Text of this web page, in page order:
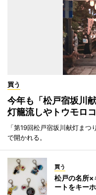
買う
今年も「松戸宿坂川
灯籠流しやトウモロ
「第19回松戸宿坂川献灯ま
で開かれる。
買う
松戸の名所
ートをキー